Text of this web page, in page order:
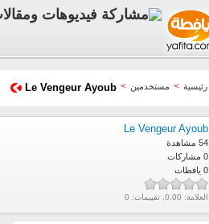
رئيسية > مستخدمين >
Le Vengeur Ayoub
Le Vengeur Ayoub
54 مشاهدة
0 مشاركات
0 يافطات
العلامة: 0.00 , تقييمات: 0